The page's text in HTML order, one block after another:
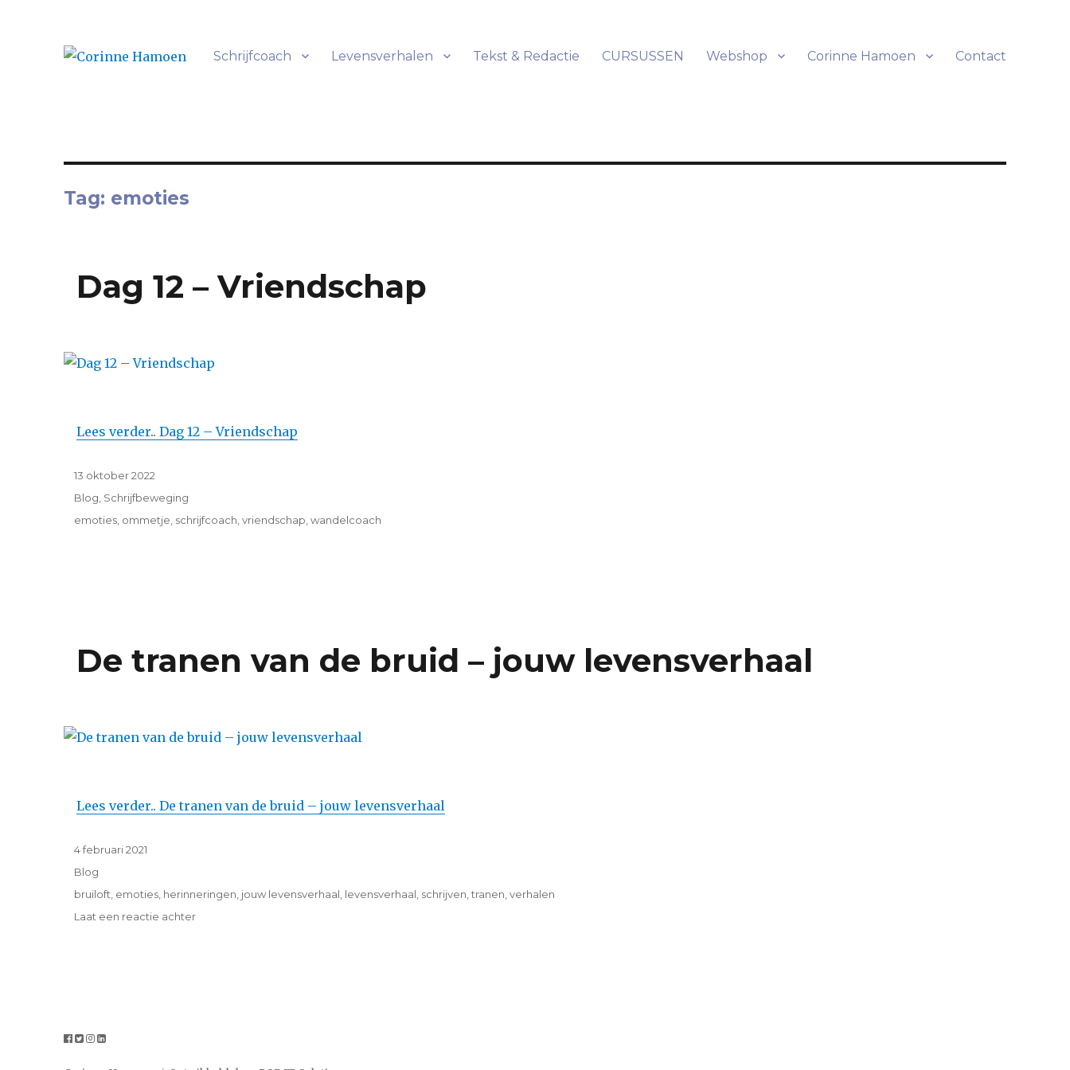
Schrijfcoach Levensverhalen Tekst & Redactie CURSUSSEN Webshop Corinne Hamoen Contact
Tag: emoties
Dag 12 – Vriendschap
Lees verder.. Dag 12 – Vriendschap
Geplaatst
op
13 oktober 2022
Categorieën
Blog Schrijfbeweging
Tags
emoties ommetje schrijfcoach ,vriendschap ,wandelcoach
De tranen van de bruid – jouw levensverhaal
Lees verder.. De tranen van de bruid – jouw levensverhaal
Geplaatst
op
4 februari 2021
Categorieën
Blog
Tags
bruiloft emoties herinneringen jouw levensverhaal levensverhaal schrijven ,tranen ,verhalen
Laat een reactie achterop